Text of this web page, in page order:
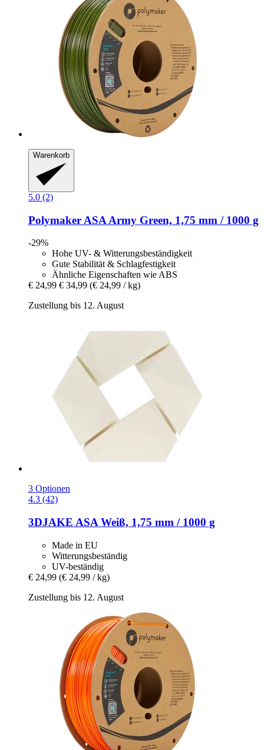
Warenkorb
5.0 (2)
Polymaker ASA Army Green, 1,75 mm / 1000 g
-29%
Hohe UV- & Witterungsbeständigkeit
Gute Stabilität & Schlagfestigkeit
Ähnliche Eigenschaften wie ABS
€ 24,99 € 34,99 (€ 24,99 / kg)
Zustellung bis 12. August
3 Optionen
4.3 (42)
3DJAKE ASA Weiß, 1,75 mm / 1000 g
Made in EU
Witterungsbeständig
UV-beständig
€ 24,99 (€ 24,99 / kg)
Zustellung bis 12. August